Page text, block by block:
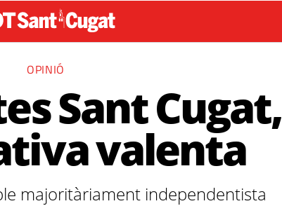
OPINIÓ
Sant Cugat,
valenta
majoritàriament independentista